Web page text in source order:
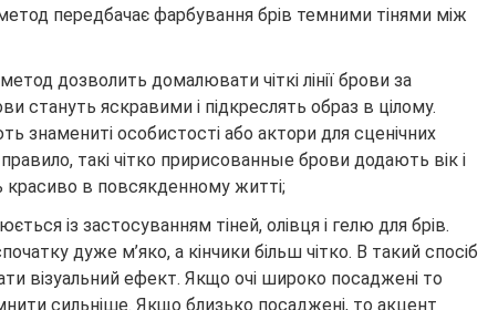
передбачає фарбування брів темними тінями між
дозволить домалювати чіткі лінії брови за
стануть яскравими і підкреслять образ в цілому.
знамениті особистості або актори для сценічних
такі чітко пририсованные брови додають вік і
в повсякденному житті;
із застосуванням тіней, олівця і гелю для брів.
дуже м’яко, а кінчики більш чітко. В такий спосіб
візуальний ефект. Якщо очі широко посаджені то
сильніше. Якщо близько посаджені, то акцент